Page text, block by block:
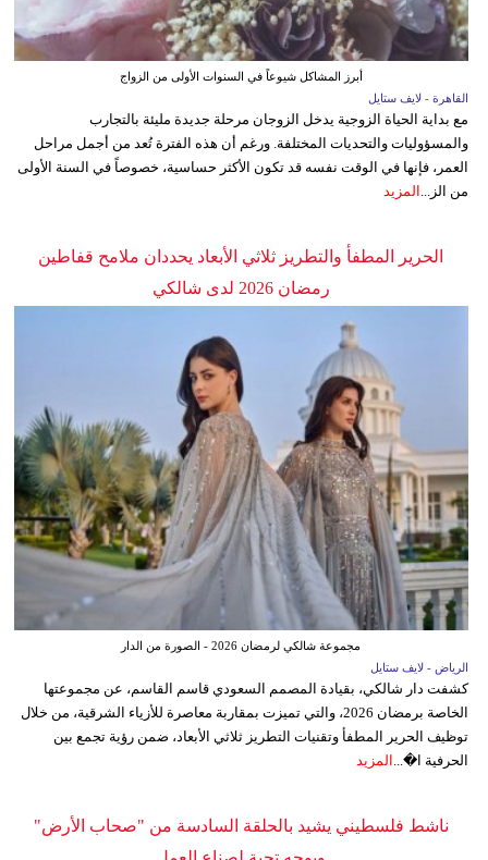
أبرز المشاكل شيوعاً في السنوات الأولى من الزواج
القاهرة - لايف ستايل
مع بداية الحياة الزوجية يدخل الزوجان مرحلة جديدة مليئة بالتجارب
والمسؤوليات والتحديات المختلفة. ورغم أن هذه الفترة تُعد من أجمل مراحل
العمر، فإنها في الوقت نفسه قد تكون الأكثر حساسية، خصوصاً في السنة الأولى
من الز...
المزيد
الحرير المطفأ والتطريز ثلاثي الأبعاد يحددان ملامح قفاطين
رمضان 2026 لدى شالكي
مجموعة شالكي لرمضان 2026 - الصورة من الدار
الرياض - لايف ستايل
كشفت دار شالكي، بقيادة المصمم السعودي قاسم القاسم، عن مجموعتها
الخاصة برمضان 2026، والتي تميزت بمقاربة معاصرة للأزياء الشرقية، من خلال
توظيف الحرير المطفأ وتقنيات التطريز ثلاثي الأبعاد، ضمن رؤية تجمع بين
الحرفية ا�... المزيد
ناشط فلسطيني يشيد بالحلقة السادسة من "صحاب الأرض"